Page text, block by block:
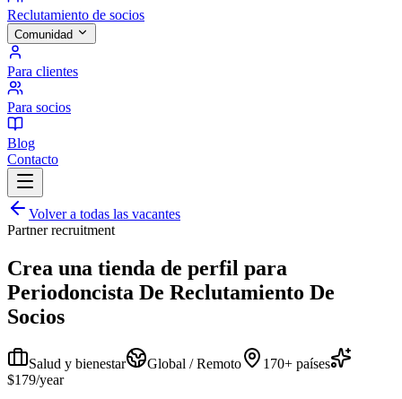
Reclutamiento de socios
Comunidad
Para clientes
Para socios
Blog
Contacto
Volver a todas las vacantes
Partner recruitment
Crea una tienda de perfil para
Periodoncista De Reclutamiento De
Socios
Salud y bienestar Global / Remoto
170+ países
$179/year